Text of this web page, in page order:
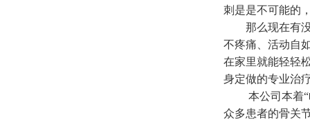
刺是是不可能的
那么现在有
不疼痛、活动自
在家里就能轻轻
身定做的专业治
本公司 本着
众多患者的骨关